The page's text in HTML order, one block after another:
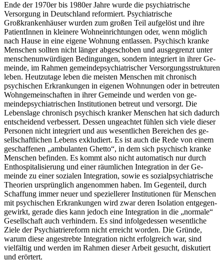
Ende der 1970er bis 1980er Jahre wurde die psychiatrische
Versorgung in Deutschland re­formiert. Psychiatrische
Großkrankenhäuser wurden zum großen Teil aufgelöst und ihre
PatientInnen in kleinere Wohneinrichtungen oder, wenn möglich
nach Hause in eine ei­gene Wohnung entlassen. Psychisch kranke
Menschen sollten nicht länger abgeschoben und ausgegrenzt unter
menschenunwürdigen Bedingungen, sondern integriert in ihrer Ge­
meinde, im Rahmen gemeindepsychiatrischer Versorgungsstrukturen
leben. Heutzutage leben die meisten Menschen mit chronisch
psychischen Erkrankungen in eigenen Woh­nungen oder in betreuten
Wohngemeinschaften in ihrer Gemeinde und werden von ge­
meindepsychiatrischen Institutionen betreut und versorgt. Die
Lebenslage chronisch psy­chisch kranker Menschen hat sich dadurch
entscheidend verbessert. Dessen ungeachtet fühlen sich viele dieser
Personen nicht integriert und aus wesentlichen Bereichen des ge­
sellschaftlichen Lebens exkludiert. Es ist auch die Rede von einem
geschaffenen „ambu­lanten Ghetto“, in dem sich psychisch kranke
Menschen befinden. Es kommt also nicht automatisch nur durch
Enthospitalisierung und einer räumlichen Integration in der Ge­
meinde zu einer sozialen Integration, sowie es sozialpsychiatrische
Theorien ursprünglich angenommen haben. Im Gegenteil, durch
Schaffung immer neuer und speziellerer Institu­tionen für Menschen
mit psychischen Erkrankungen wird zwar deren Isolation entgegen­
gewirkt, gerade dies kann jedoch eine Integration in die „normale“
Gesellschaft auch ver­hindern. Es sind infolgedessen wesentliche
Ziele der Psychiatriereform nicht erreicht wor­den. Die Gründe,
warum diese angestrebte Integration nicht erfolgreich war, sind
vielfältig und werden im Rahmen dieser Arbeit gesucht, diskutiert
und erörtert.